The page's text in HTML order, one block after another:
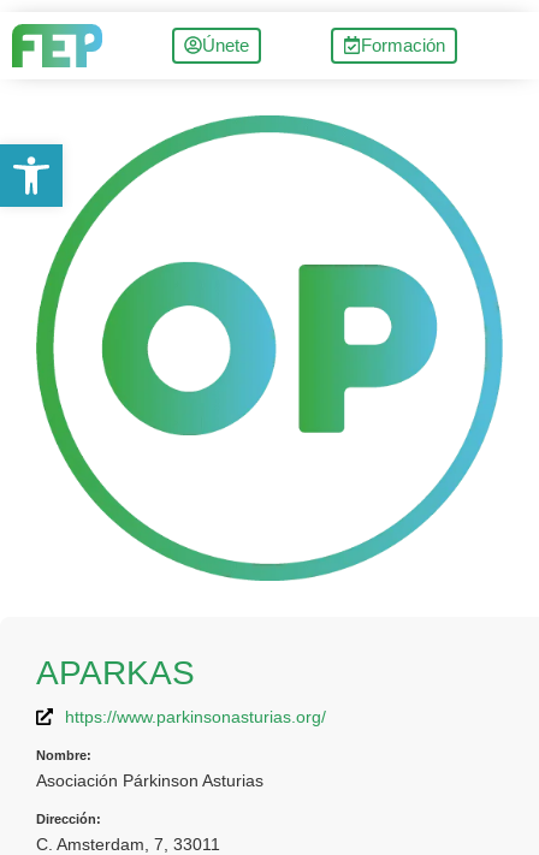
Únete Formación
APARKAS
https://www.parkinsonasturias.org/
Nombre:
Asociación Párkinson Asturias
Dirección:
C. Amsterdam, 7, 33011
Abrir barra de herramientas